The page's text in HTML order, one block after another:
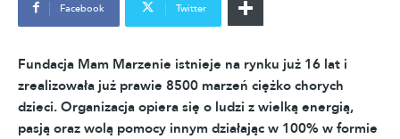
Facebook Twitter
Fundacja Mam Marzenie istnieje na rynku już 16 lat i
zrealizowała już prawie 8500 marzeń ciężko chorych
dzieci. Organizacja opiera się o ludzi z wielką energią,
pasją oraz wolą pomocy innym działając w 100% w formie